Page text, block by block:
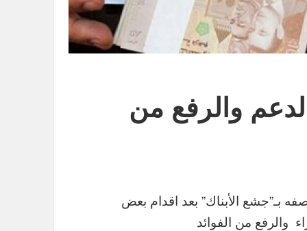
والرفع من
بـ”جشع الأبناك” بعد اقدام بعض
والرفع من الفوائد